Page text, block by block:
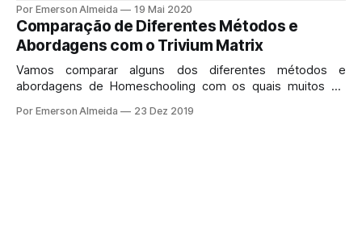
disponível, o que tem sido muito benéfico para todas as
famílias.
Por Emerson Almeida 19 Mai 2020
Comparação de Diferentes Métodos e
Abordagens com o Trivium Matrix
Vamos comparar alguns dos diferentes métodos e
abordagens de Homeschooling com os quais muitos de
revisar o Modelo Trivium de Desenvolvimento Infantil. As
Por Emerson Almeida 23 Dez 2019